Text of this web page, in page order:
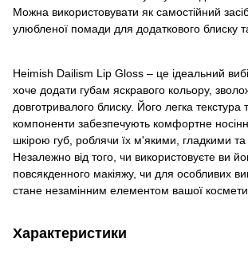
Можна використовувати як самостійний
улюбленої помади для додаткового блиску
Heimish Dailism Lip Gloss – це ідеальний
хоче додати губам яскравого кольору,
довготривалого блиску. Його легка текстура
компоненти забезпечують комфортне
шкірою губ, роблячи їх м'якими, гладкими
Незалежно від того, чи використовуєте ви
повсякденного макіяжу, чи для особливих
стане незамінним елементом вашої
Характеристики